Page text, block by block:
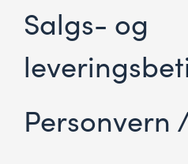
Salgs- og
Personvern